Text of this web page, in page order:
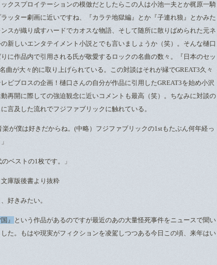
クスプロイテーションの模倣だとしたらこの人は小池一夫とか梶原一騎
ッター劇画に近いですね、『カラテ地獄編』とか『子連れ狼』とかみた
スが織り成すハードでカオスな物語、そして随所に散りばめられた元ネ
新しいエンタテイメント小説とでも言いましょうか（笑）。そんな樋口
に作品内で引用される氏が敬愛するロックの名曲の数々。『日本のセッ
曲が大々的に取り上げられている。この対談はそれが縁でGREAT3久々
ビブロスの企画！樋口さんの自分が作品に引用したGREAT3を始め小沢
再開に際しての強迫観念に近いコメントも最高（笑）。ちなみに対談の
言及した流れでフジファブリックに触れている。
が僕は好きだからね。(中略）フジファブリックの1stもたぶん何年経っ
ベストの1枚です。」
庫版後書より抜粋
好きみたい。
』
という作品があるのですが最近のあの大量怪死事件をニュースで聞い
た。もはや現実がフィクションを凌駕しつつある今日この頃、来年はい